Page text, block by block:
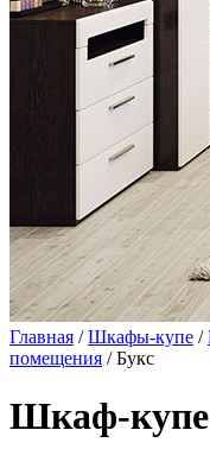
Главная /Шкафы-купе /
помещения / Букс
Шкаф-купе